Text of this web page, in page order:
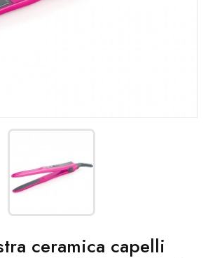
ceramica capelli